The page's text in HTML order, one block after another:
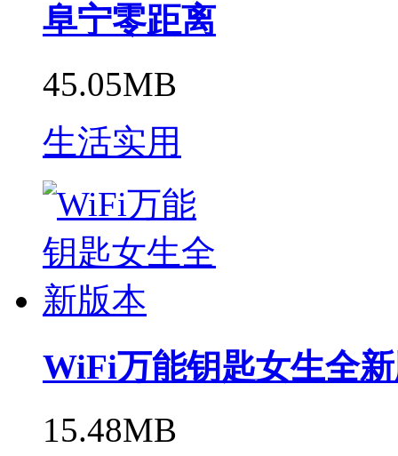
阜宁零距离
45.05MB
生活实用
WiFi万能钥匙女生全
15.48MB